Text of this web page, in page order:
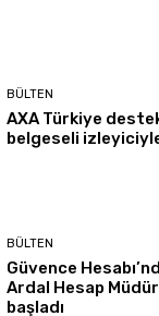
BÜLTEN
AXA Türkiye
belgeseli
BÜLTEN
Güvence
Ardal Hesap
başladı